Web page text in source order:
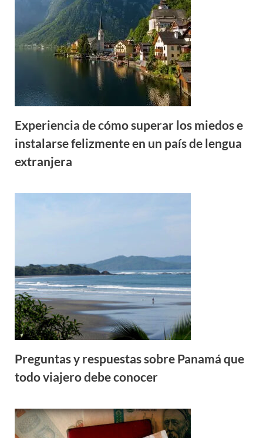
Experiencia de cómo superar los miedos e
instalarse felizmente en un país de lengua
extranjera
Preguntas y respuestas sobre Panamá que
todo viajero debe conocer